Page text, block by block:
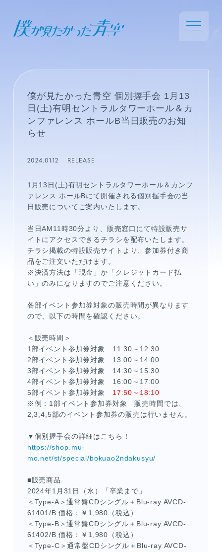
僕が見たかった青空 個別握手会 1月13
日(土)有明セントラルタワーホール＆カ
ンファレンス ホールB当日販売のお知
らせ
2024.01.12 RELEASE
1 月 13 日 (土)有明セントラルタワーホール＆カンフ
ァレンス ホールBにて開催される個別握手会の当
日販売についてご案内いたします。
当日AM11 時30分より、販売窓口にて特設販売サ
イトにアクセスできるチラシを配布いたします。
チラシ掲載の特設販売サイトより、参加券付き商
品をご注文いただけます。
※決済方法は「現金」か「クレジットカード払
い」のみになりますのでご注意ください。
各部イベント参加券対象の販売時間が異なります
ので、以下の時間を確認ください。
＜販売時間＞
1 部イベント参加券対象 11:30 ～ 12:30
2部イベント参加券対象 13:00 ～ 14:00
3部イベント参加券対象 14:30 ～ 15:30
4部イベント参加券対象 16:00 ～ 17:00
5部イベント参加券対象 17:50 ～ 18:10
※例： 1部イベント参加券対象 販売時間では、
2,3,4,5部のイベント参加券の販売は行いません。
▼個別握手会の詳細はこちら！
https://shop.mu-
mo.net/st/special/bokuao2ndakusyu/
■販売商品
2024年1 月 31 日（水）「卒業まで」
＜ Type-A ＞通常盤CDシングル＋ Blu-ray AVCD-
61401/B価格：￥ 1,980 （税込）
＜ Type-B ＞通常盤CDシングル＋ Blu-ray AVCD-
61402/B価格：￥ 1,980 （税込）
＜ Type-C ＞通常盤CDシングル＋ Blu-ray AVCD-